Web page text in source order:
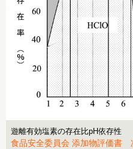
遊離有効塩素の存在比pH依存性
食品安全委員会 添加物評価書